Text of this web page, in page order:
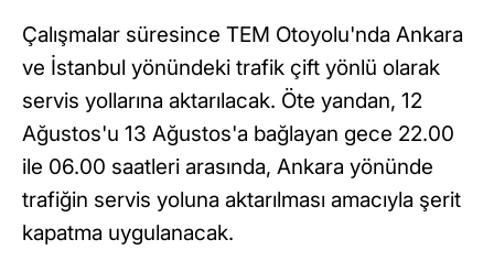
Çalışmalar süresince TEM Otoyolu'nda Ankara
ve İstanbul yönündeki trafik çift yönlü olarak
servis yollarına aktarılacak. Öte yandan, 12
Ağustos'u 13 Ağustos'a bağlayan gece 22.00
ile 06.00 saatleri arasında, Ankara yönünde
trafiğin servis yoluna aktarılması amacıyla şerit
kapatma uygulanacak.